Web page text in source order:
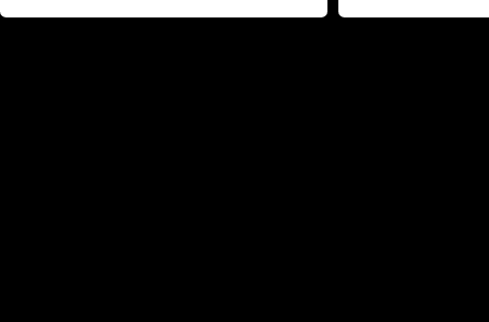
Pottera přišla s ráznou
přichází s